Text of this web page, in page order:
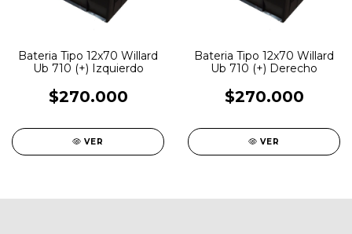
Bateria Tipo 12x70 Willard
Ub 710 (+) Izquierdo
$270.000
VER
Bateria Tipo 12x70 Willard
Ub 710 (+) Derecho
$270.000
VER